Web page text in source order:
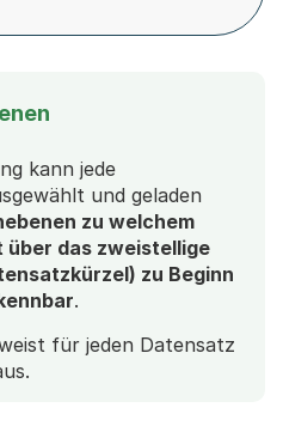
kann jede
und geladen
zu welchem
das zweistellige
zu Beginn
.
für jeden Datensatz